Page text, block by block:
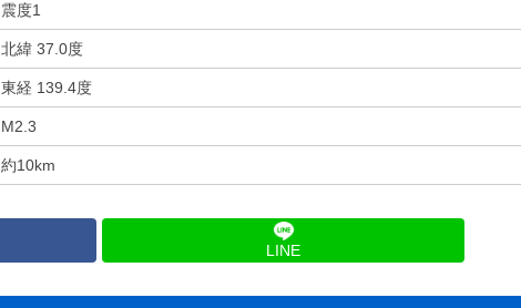
震度1
北緯 37.0度
東経 139.4度
M2.3
約10km
LINE